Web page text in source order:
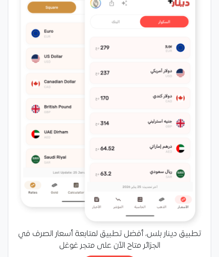
تطبيق دينار بلس، أفضل تطبيق لمتابعة أسعار الصرف في
الجزائر متاح الآن على متجر غوغل